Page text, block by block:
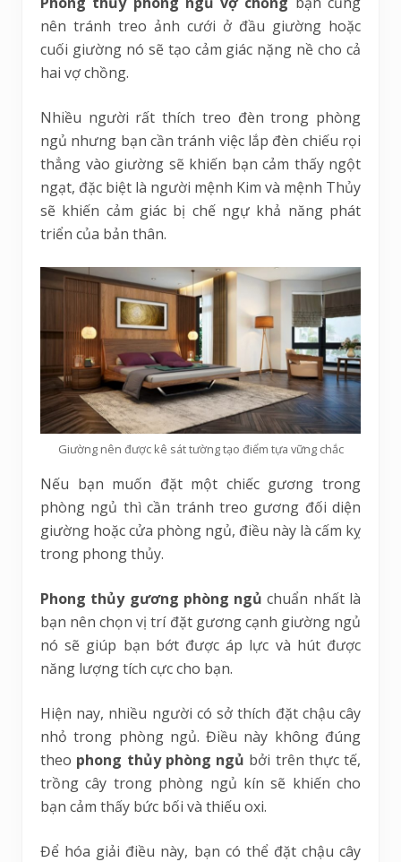
nên tránh treo ảnh cưới ở đầu giường hoặc
cuối giường nó sẽ tạo cảm giác nặng nề cho cả
hai vợ chồng.
Nhiều người rất thích treo đèn trong phòng
ngủ nhưng bạn cần tránh việc lắp đèn chiếu rọi
thẳng vào giường sẽ khiến bạn cảm thấy ngột
ngạt, đặc biệt là người mệnh Kim và mệnh Thủy
sẽ khiến cảm giác bị chế ngự khả năng phát
triển của bản thân.
Giường nên được kê sát tường tạo điểm tựa vững chắc
Nếu bạn muốn đặt một chiếc gương trong
phòng ngủ thì cần tránh treo gương đối diện
giường hoặc cửa phòng ngủ, điều này là cấm kỵ
trong phong thủy.
Phong thủy gương phòng ngủ chuẩn nhất là
bạn nên chọn vị trí đặt gương cạnh giường ngủ
nó sẽ giúp bạn bớt được áp lực và hút được
năng lượng tích cực cho bạn.
Hiện nay, nhiều người có sở thích đặt chậu cây
nhỏ trong phòng ngủ. Điều này không đúng
theo phong thủy phòng ngủ bởi trên thực tế,
trồng cây trong phòng ngủ kín sẽ khiến cho
bạn cảm thấy bức bối và thiếu oxi.
Để hóa giải điều này, bạn có thể đặt chậu cây